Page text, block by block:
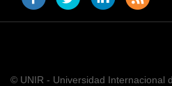
© UNIR - Universidad Internacional